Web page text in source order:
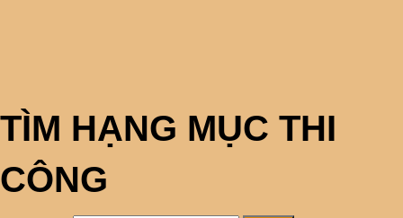
TÌM HẠNG MỤC THI
CÔNG